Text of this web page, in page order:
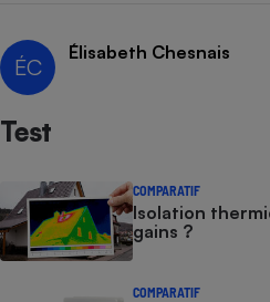
ÉC
Élisabeth Chesnais
Test
COMPARATIF
Isolation
gains ?
COMPARATIF